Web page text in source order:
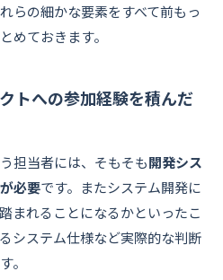
らの細かな要素をすべて前もっ
めておきます。
トへの参加経験を積んだ
担当者には、そもそも開発シス
必要です。またシステム開発に
まれることになるかといったこ
システム仕様など実際的な判断
。